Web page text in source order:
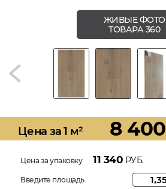
ЖИВЫЕ ФОТО
ТОВАРА 360
Цена за 1 м² 8 400
Цена за упаковку 11 340 РУБ.
Введите площадь